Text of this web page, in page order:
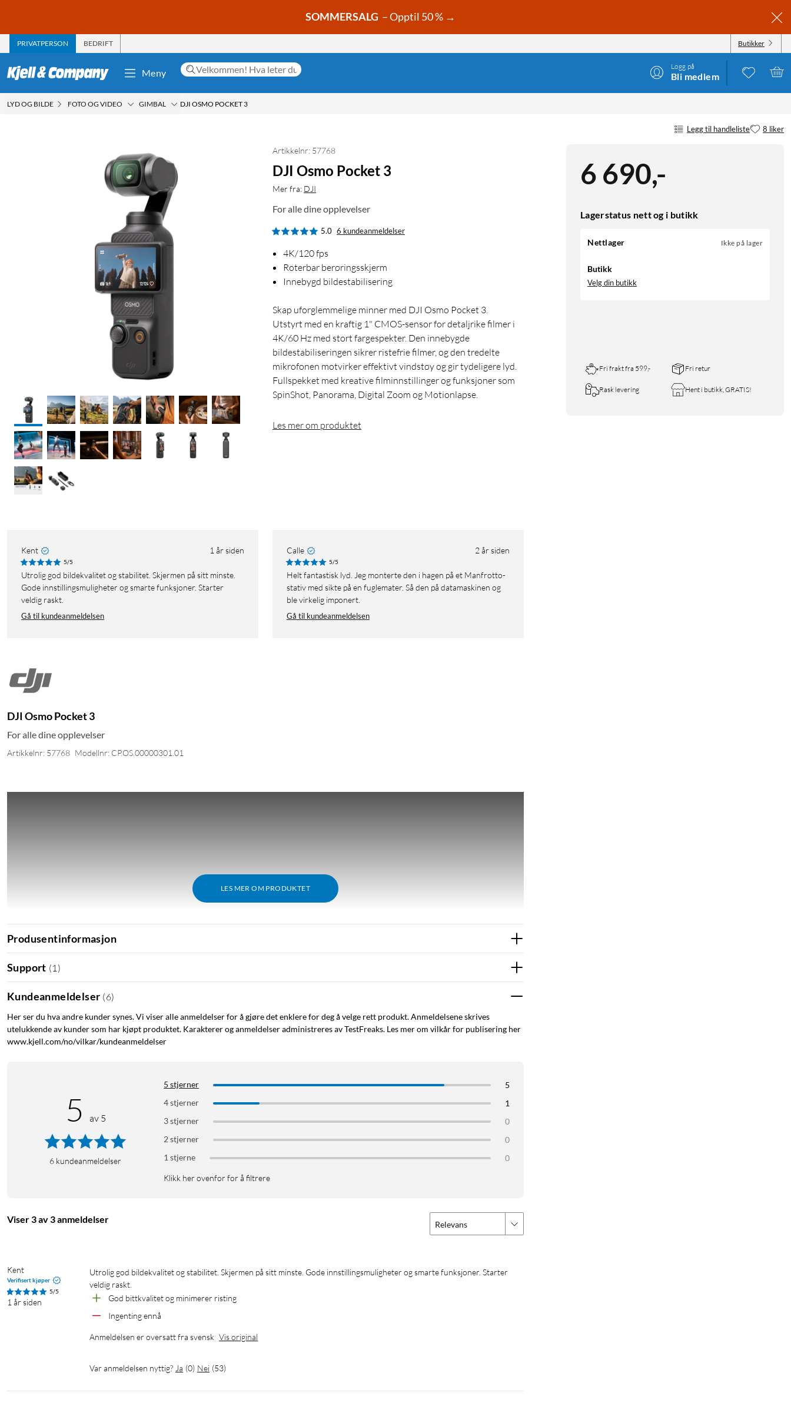
SOMMERSALG – Opptil 50 % →
PRIVATPERSON BEDRIFT Butikker
Meny
Logg på
Bli medlem
LYD OG BILDE FOTO OG VIDEO GIMBAL DJI OSMO POCKET 3
Legg til handleliste 8 liker
6 690,-
Lagerstatus nett og i butikk
Nettlager Ikke på lager
Butikk
Velg din butikk
Fri frakt fra 599,- Fri retur
Rask levering Hent i butikk, GRATIS!
Artikkelnr: 57768
DJI Osmo Pocket 3
Mer fra: DJI
For alle dine opplevelser
5.0 6 kundeanmeldelser
4K/120 fps
Roterbar berøringsskjerm
Innebygd bildestabilisering
Skap uforglemmelige minner med DJI Osmo Pocket 3.
Utstyrt med en kraftig 1" CMOS-sensor for detaljrike filmer i
4K/60 Hz med stort fargespekter. Den innebygde
bildestabiliseringen sikrer ristefrie filmer, og den tredelte
mikrofonen motvirker effektivt vindstøy og gir tydeligere lyd.
Fullspekket med kreative filminnstillinger og funksjoner som
SpinShot, Panorama, Digital Zoom og Motionlapse.
Les mer om produktet
Kent 1 år siden
5/5
Utrolig god bildekvalitet og stabilitet. Skjermen på sitt minste.
Gode innstillingsmuligheter og smarte funksjoner. Starter
veldig raskt.
Gå til kundeanmeldelsen
Calle 2 år siden
5/5
Helt fantastisk lyd. Jeg monterte den i hagen på et Manfrotto-
stativ med sikte på en fuglemater. Så den på datamaskinen og
ble virkelig imponert.
Gå til kundeanmeldelsen
DJI Osmo Pocket 3
For alle dine opplevelser
Artikkelnr: 57768 Modellnr: CP.OS.00000301.01
LES MER OM PRODUKTET
CMOS-bildesensor for innspilling i 4K/120 fps
Innebygd bildestabilisering med 3-aksers gimbal
Rikt fargeomfang og rask pikselfokusering
Bytt enkelt mellom horisontal og vertikal innspilling
Produsentinformasjon
Support (1 )
Kundeanmeldelser (6)
Her ser du hva andre kunder synes. Vi viser alle anmeldelser for å gjøre det enklere for deg å velge rett produkt. Anmeldelsene skrives
utelukkende av kunder som har kjøpt produktet. Karakterer og anmeldelser administreres av TestFreaks. Les mer om vilkår for publisering her
www.kjell.com/no/vilkar/kundeanmeldelser
5 av 5
6 kundeanmeldelser
5 stjerner
5
4 stjerner
1
3 stjerner
0
2 stjerner
0
1 stjerne
0
Klikk her ovenfor for å filtrere
Viser 3 av 3 anmeldelser Relevans
Kent
Verifisert kjøper
5/5
1 år siden
Utrolig god bildekvalitet og stabilitet. Skjermen på sitt minste. Gode innstillingsmuligheter og smarte funksjoner. Starter
veldig raskt.
God bittkvalitet og minimerer risting
Ingenting ennå
Anmeldelsen er oversatt fra svensk Vis original
Var anmeldelsen nyttig? Ja (0) Nei (53)